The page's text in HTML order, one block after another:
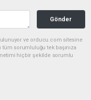
Gönder
ve orducu.com sitesine
tüm sorumluluğu tek başınıza
hiçbir şekilde sorumlu